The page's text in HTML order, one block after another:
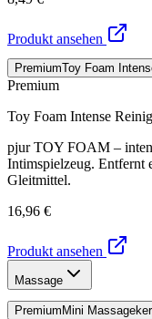
Produkt ansehen
PremiumToy Foam
Premium
Toy Foam Intense
pjur TOY FOAM –
Intimspielzeug. Entfernt
Gleitmittel.
16,96 €
Produkt ansehen
Massage
Premium Mini